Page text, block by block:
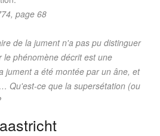
page 68
de la jument n'a pas pu distinguer
phénomène décrit est une
jument a été montée par un âne, et
Qu'est-ce que la supersétation (ou